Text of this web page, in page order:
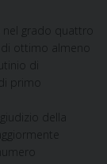
grado quattro
ottimo almeno
di
primo
della